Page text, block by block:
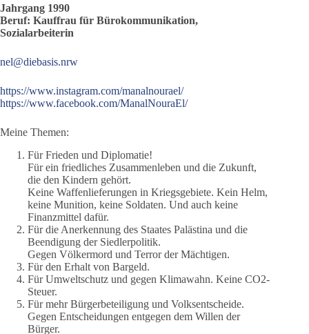
Jahrgang 1990
Beruf: Kauffrau für Bürokommunikation,
Sozialarbeiterin
nel@diebasis.nrw
https://www.instagram.com/manalnourael/
https://www.facebook.com/ManalNouraEl/
Meine Themen:
Für Frieden und Diplomatie!
Für ein friedliches Zusammenleben und die Zukunft,
die den Kindern gehört.
Keine Waffenlieferungen in Kriegsgebiete. Kein Helm,
keine Munition, keine Soldaten. Und auch keine
Finanzmittel dafür.
Für die Anerkennung des Staates Palästina und die
Beendigung der Siedlerpolitik.
Gegen Völkermord und Terror der Mächtigen.
Für den Erhalt von Bargeld.
Für Umweltschutz und gegen Klimawahn. Keine CO2-
Steuer.
Für mehr Bürgerbeteiligung und Volksentscheide.
Gegen Entscheidungen entgegen dem Willen der
Bürger.